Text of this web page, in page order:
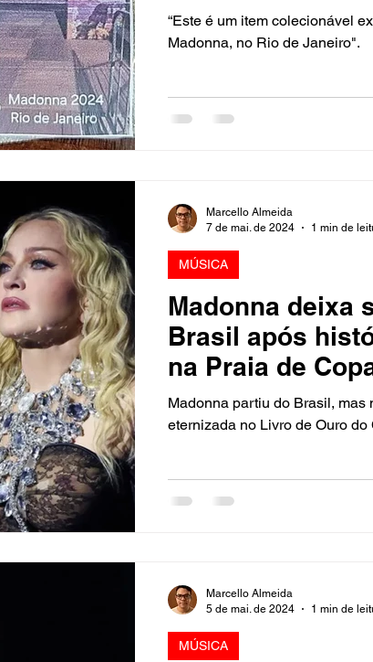
“Este é um item colecionável
Madonna, no Rio de Janeiro".
Madonna deixa
Brasil após
na Praia de
Madonna partiu do Brasil,
eternizada no Livro de Ouro
MÚSICA
Marcello Almeida
7 de mai. de 2024
1 min de
MÚSICA
Marcello Almeida
5 de mai. de 2024
1 min de